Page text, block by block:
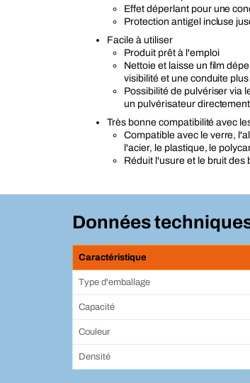
Effet déperlant pour une
Protection antigel incluse
Facile à utiliser
Produit prêt à l'emploi
Nettoie et laisse un film
visibilité et une conduite
Possibilité de pulvériser via
un pulvérisateur
Très bonne compatibilité avec
Compatible avec le verre,
l'acier, le plastique, le
Réduit l'usure et le bruit
Données
Caractéristique
Type d'emballage
Capacité
Couleur
Densité